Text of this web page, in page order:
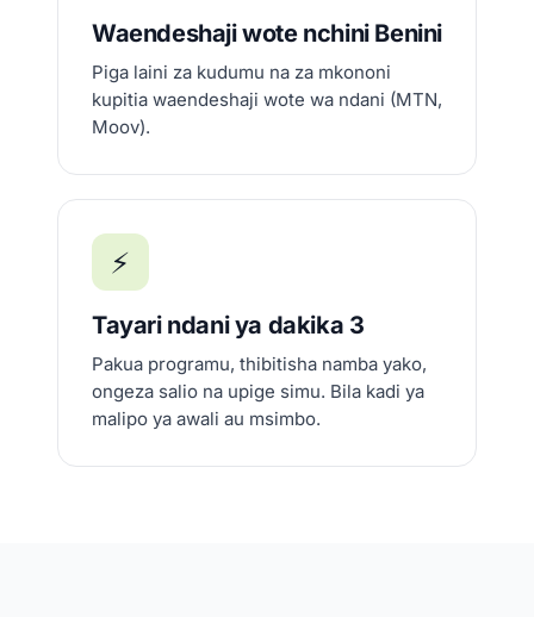
Waendeshaji wote nchini Benini
Piga laini za kudumu na za mkononi
kupitia waendeshaji wote wa ndani (MTN,
Moov).
⚡
Tayari ndani ya dakika 3
Pakua programu, thibitisha namba yako,
ongeza salio na upige simu. Bila kadi ya
malipo ya awali au msimbo.